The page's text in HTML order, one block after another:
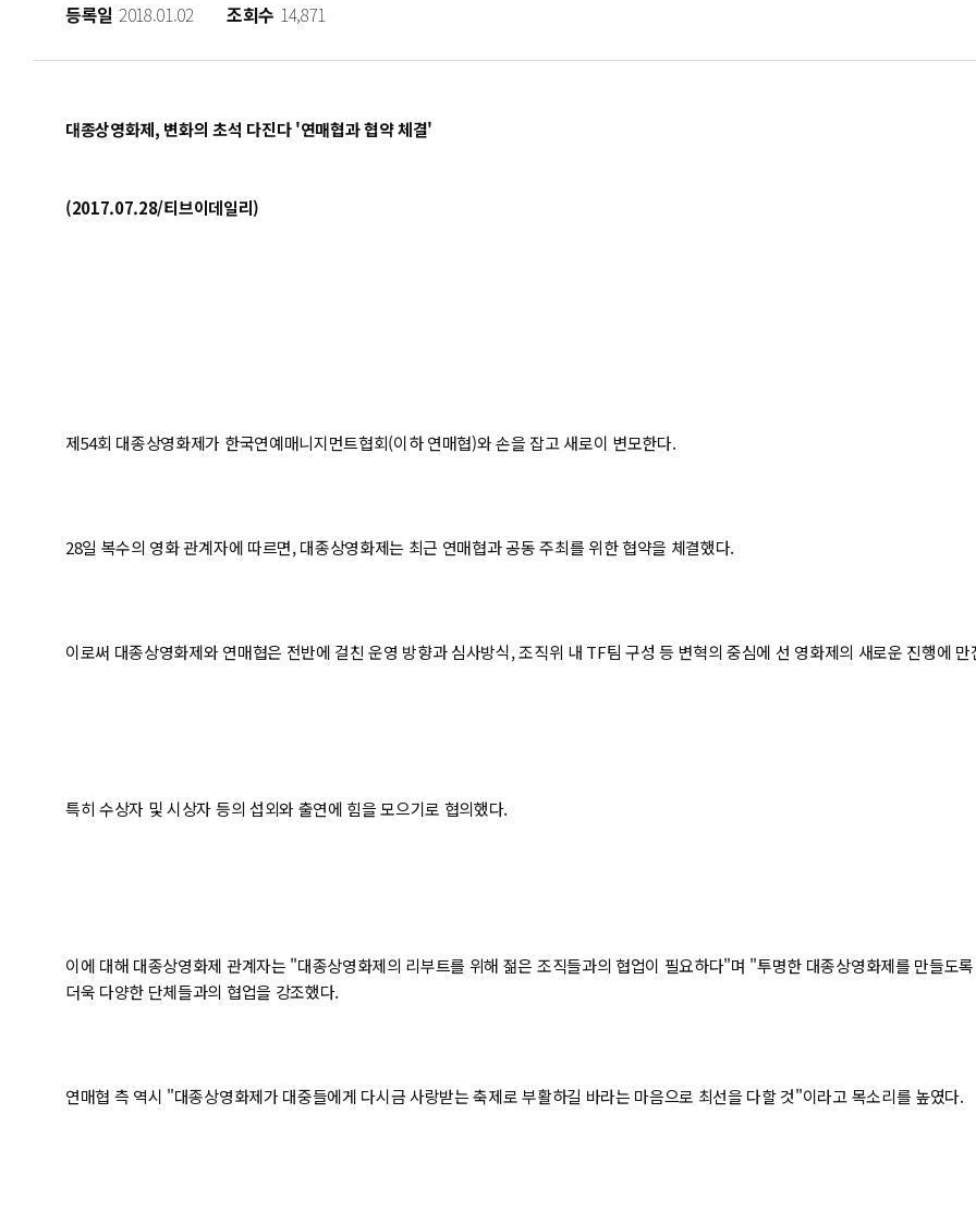
등록일 2018.01.02 조회수 14,871
대종상영화제, 변화의 초석 다진다 '연매협과 협약 체결'
(2017.07.28/티브이데일리)
제54회 대종상영화제가 한국연예매니지먼트협회(이하 연매협)와 손을 잡고 새로이 변모한다.
28일 복수의 영화 관계자에 따르면, 대종상영화제는 최근 연매협과 공동 주최를 위한 협약을 체결했다.
이로써 대종상영화제와 연매협은 전반에 걸친 운영 방향과 심사방식, 조직위 내 TF팀 구성 등 변혁의 중심에 선 영화제의 새로운 진행에
특히 수상자 및 시상자 등의 섭외와 출연에 힘을 모으기로 협의했다.
이에 대해 대종상영화제 관계자는 "대종상영화제의 리부트를 위해 젊은 조직들과의 협업이 필요하다"며 "투명한 대종상영화제를 만들도
더욱 다양한 단체들과의 협업을 강조했다.
연매협 측 역시 "대종상영화제가 대중들에게 다시금 사랑받는 축제로 부활하길 바라는 마음으로 최선을 다할 것"이라고 목소리를 높였다.